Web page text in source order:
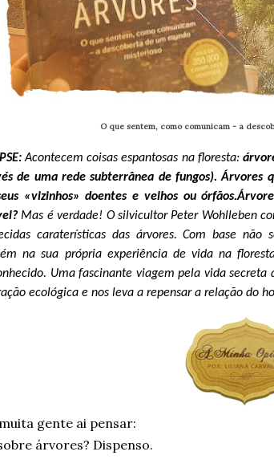
O que sentem, como comunicam - a
Acontecem coisas espantosas na floresta:
de uma rede subterrânea de fungos). Árvores
«vizinhos» doentes e velhos ou órfãos.
Mas é verdade! O silvicultor Peter Wohlleben
caraterísticas das árvores. Com base
na sua própria experiência de vida na
Uma fascinante viagem pela vida
ecológica e nos leva a repensar a relação do
gente ai pensar:
árvores? Dispenso.